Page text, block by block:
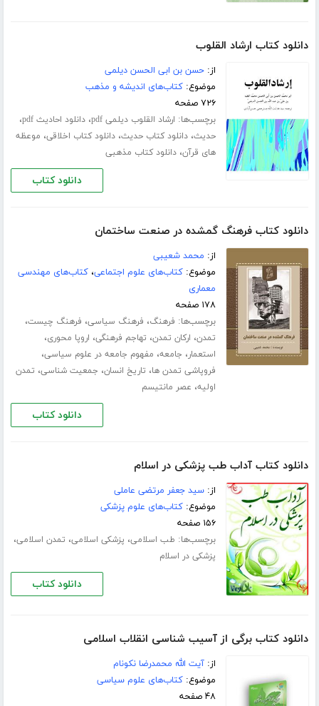
دانلود کتاب ارشاد القلوب
از:حسن بن ابی الحسن دیلمی
موضوع:کتاب‌های اندیشه و مذهب
۷۲۶ صفحه
برچسب‌ها: ارشاد القلوب دیلمی pdf ،دانلود احادیث pdf ،
حدیث،دانلود کتاب حدیث،دانلود کتاب اخلاقی، موعظه
های قرآن،دانلود کتاب مذهبی
دانلود کتاب
دانلود کتاب فرهنگ گمشده در صنعت ساختمان
از: محمد شعیبی
موضوع:کتاب‌های علوم اجتماعی،کتاب‌های مهندسی
معماری
۱۷۸ صفحه
برچسب‌ها: فرهنگ، فرهنگ سیاسی، فرهنگ چیست،
تمدن، ارکان تمدن، تهاجم فرهنگی، اروپا محوری،
استعمار، جامعه، مفهوم جامعه در علوم سیاسی،
فروپاشی تمدن ها، تاریخ انسان، جمعیت شناسی، تمدن
اولیه، عصر مانتیسم
دانلود کتاب
دانلود کتاب آداب طب پزشکی در اسلام
از:سید جعفر مرتضی عاملی
موضوع:کتاب‌های علوم پزشکی
۱۵۶ صفحه
برچسب‌ها: طب اسلامی، پزشکی اسلامی، تمدن اسلامی،
پزشکی در اسلام
دانلود کتاب
دانلود کتاب برگی از آسیب شناسی انقلاب اسلامی
از:آیت الله محمدرضا نکونام
موضوع:کتاب‌های علوم سیاسی
۴۸ صفحه